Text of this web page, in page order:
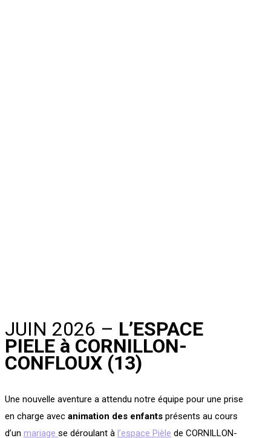
JUIN 2026 – L’ESPACE
PIELE à CORNILLON-
CONFLOUX (13)
Une nouvelle aventure a attendu notre équipe pour une prise
en charge avec animation des enfants présents au cours
d’un mariage se déroulant à l’espace Pièle de CORNILLON-